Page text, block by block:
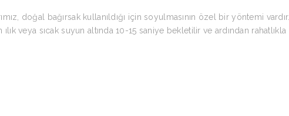
doğal bağırsak kullanıldığı için soyulmasının özel bir yöntemi vardır.
veya sıcak suyun altında 10-15 saniye bekletilir ve ardından rahatlıkla